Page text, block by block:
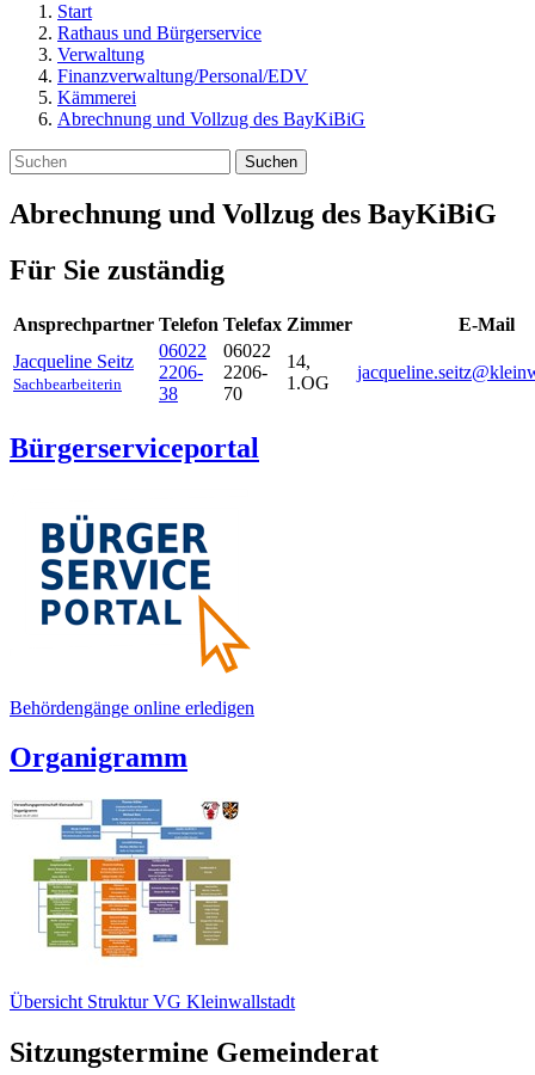
Start
Rathaus und Bürgerservice
Verwaltung
Finanzverwaltung/Personal/EDV
Kämmerei
Abrechnung und Vollzug des BayKiBiG
Suchen
Abrechnung und Vollzug des BayKiBiG
Für Sie zuständig
Ansprechpartner Telefon Telefax Zimmer
E-Mail
Jacqueline Seitz
Sachbearbeiterin
06022
2206-
38
06022
2206-
70
14,
1.OG
Bürgerserviceportal
Behördengänge online erledigen
Organigramm
Übersicht Struktur VG Kleinwallstadt
Sitzungstermine Gemeinderat